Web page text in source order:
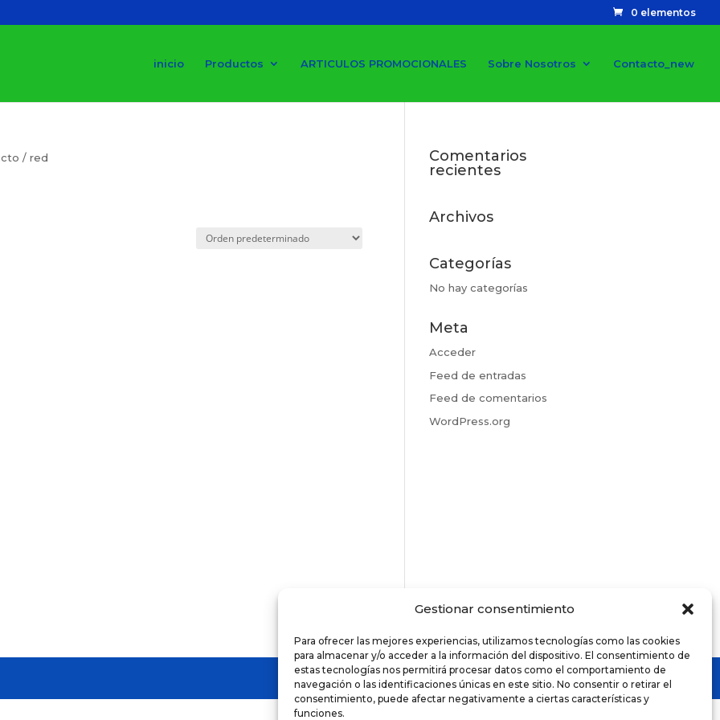
Gestionar consentimiento
Para ofrecer las mejores experiencias, utilizamos tecnologías como las cookies
para almacenar y/o acceder a la información del dispositivo. El consentimiento de
estas tecnologías nos permitirá procesar datos como el comportamiento de
navegación o las identificaciones únicas en este sitio. No consentir o retirar el
consentimiento, puede afectar negativamente a ciertas características y
funciones.
0 elementos
inicio Productos ARTICULOS PROMOCIONALES Sobre Nosotros Contacto_new
/ red
Comentarios
recientes
Archivos
Categorías
No hay categorías
Meta
Acceder
Feed de entradas
Feed de comentarios
WordPress.org